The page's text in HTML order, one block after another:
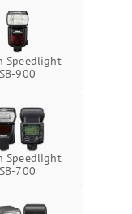
Speedlight
SB-900
Speedlight
SB-700